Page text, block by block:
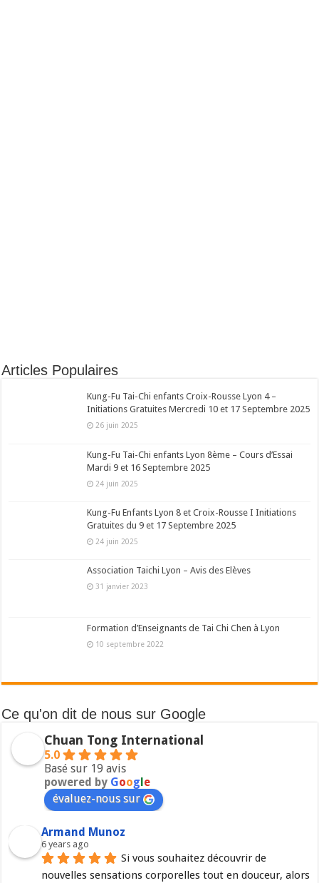
Articles Populaires
Kung-Fu Tai-Chi enfants Croix-Rousse Lyon 4 –
Initiations Gratuites Mercredi 10 et 17 Septembre 2025
26 juin 2025
Kung-Fu Tai-Chi enfants Lyon 8ème – Cours d’Essai
Mardi 9 et 16 Septembre 2025
24 juin 2025
Kung-Fu Enfants Lyon 8 et Croix-Rousse I Initiations
Gratuites du 9 et 17 Septembre 2025
24 juin 2025
Association Taichi Lyon – Avis des Elèves
31 janvier 2023
Formation d’Enseignants de Tai Chi Chen à Lyon
10 septembre 2022
Ce qu'on dit de nous sur Google
Chuan Tong International
5.0
Basé sur 19 avis
powered by Goog e
évaluez-nous sur
Armand Munoz
6 years ago
Si vous souhaitez découvrir de
nouvelles sensations corporelles tout en douceur, alors